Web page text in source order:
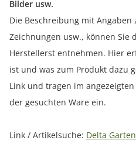
Bilder usw.
Die Beschreibung mit Angaben
Zeichnungen usw., können Sie
Herstellerst entnehmen. Hier
ist und was zum Produkt dazu
Link und tragen im
der gesuchten Ware ein.
Link / Artikelsuche: Delta